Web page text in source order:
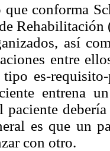
conforma
Rehabilitación
así
entre
es-
entrena
paciente
es que un
con otro.